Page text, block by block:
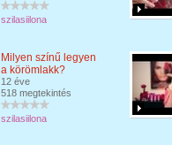
szilasiilona
Milyen színű legyen
a körömlakk?
12 éve
518 megtekintés
szilasiilona